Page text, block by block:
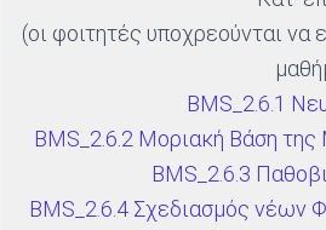
(οι φοιτητές υποχρεούνται
BMS_2.6.1
BMS_2.6.2 Μοριακή Βάση
BMS_2.6.3
BMS_2.6.4 Σχεδιασμός νέων